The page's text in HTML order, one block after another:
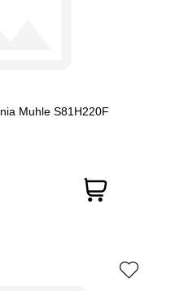
Muhle S81H220F